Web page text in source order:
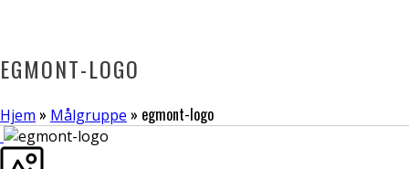
EGMONT-LOGO
Hjem » Målgruppe » egmont-logo